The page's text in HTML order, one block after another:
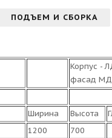
ПОДЪЕМ И СБОРКА
Корпус -
фасад
Ширина Высота
1200
700